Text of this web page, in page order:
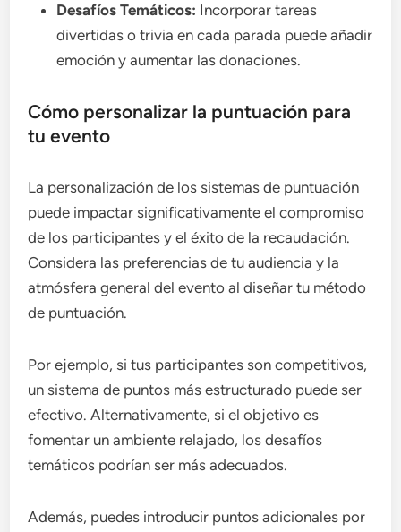
Desafíos Temáticos: Incorporar tareas
divertidas o trivia en cada parada puede añadir
emoción y aumentar las donaciones.
Cómo personalizar la puntuación para
tu evento
La personalización de los sistemas de puntuación
puede impactar significativamente el compromiso
de los participantes y el éxito de la recaudación.
Considera las preferencias de tu audiencia y la
atmósfera general del evento al diseñar tu método
de puntuación.
Por ejemplo, si tus participantes son competitivos,
un sistema de puntos más estructurado puede ser
efectivo. Alternativamente, si el objetivo es
fomentar un ambiente relajado, los desafíos
temáticos podrían ser más adecuados.
Además, puedes introducir puntos adicionales por